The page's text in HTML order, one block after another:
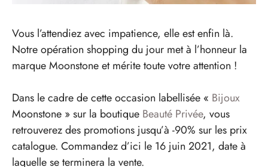
Vous l’attendiez avec impatience, elle est enfin là.
Notre opération shopping du jour met à l’honneur la
marque Moonstone et mérite toute votre attention !
Dans le cadre de cette occasion labellisée « Bijoux
Moonstone » sur la boutique Beauté Privée, vous
retrouverez des promotions jusqu’à -90% sur les prix
catalogue. Commandez d’ici le 16 juin 2021, date à
laquelle se terminera la vente.